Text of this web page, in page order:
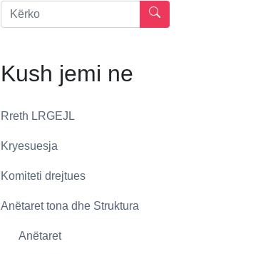
Kush jemi ne
Rreth LRGEJL
Kryesuesja
Komiteti drejtues
Anëtaret tona dhe Struktura
Anëtaret